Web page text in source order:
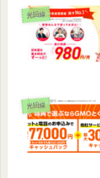
光回線
光回線